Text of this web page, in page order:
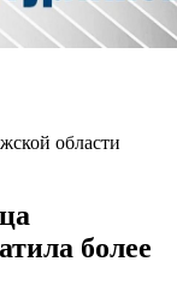
области
более